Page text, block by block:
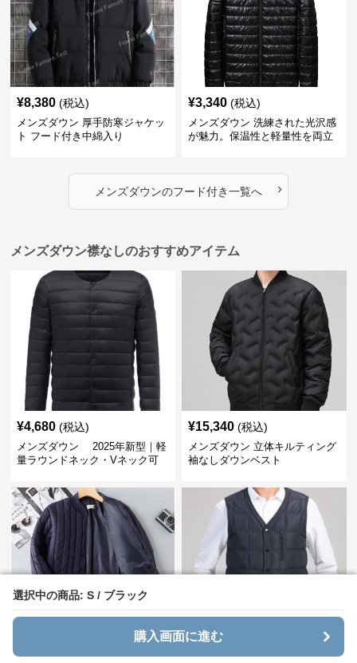
選択中の商品: S / ブラック
購入画面に進む
選択中の商品: S / ブラック
購入画面に進む
¥8,380 (税込)
メンズダウン 厚手防寒ジャケッ
ト フード付き中綿入り
¥3,340 (税込)
メンズダウン 洗練された光沢感
が魅力。保温性と軽量性を両立
メンズダウンのフード付き一覧へ ›
メンズダウン襟なしのおすすめアイテム
¥4,680 (税込)
メンズダウン 2025年新型｜軽
量ラウンドネック・Vネック可
¥15,340 (税込)
メンズダウン 立体キルティング
袖なしダウンベスト
¥12,400